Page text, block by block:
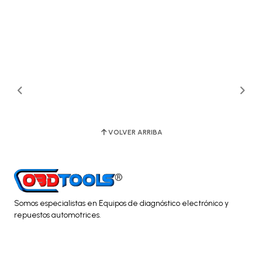
VOLVER ARRIBA
Somos especialistas en Equipos de diagnóstico electrónico y
repuestos automotrices.